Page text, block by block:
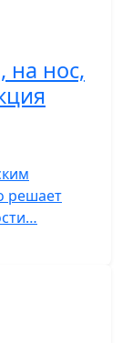
на нос,
решает